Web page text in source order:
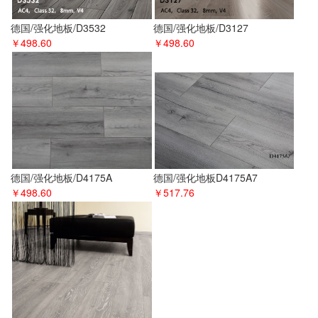
德国/强化地板/D3532
￥498.60
德国/强化地板/D3127
￥498.60
德国/强化地板/D4175A
￥498.60
德国/强化地板D4175A7
￥517.76